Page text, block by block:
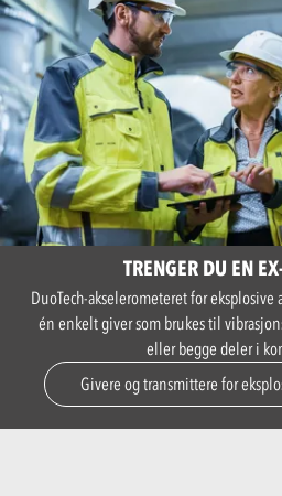
TRENGER DU EN
DuoTech-akselerometeret for
én enkelt giver som brukes til
eller begge deler i
Givere og transmittere for